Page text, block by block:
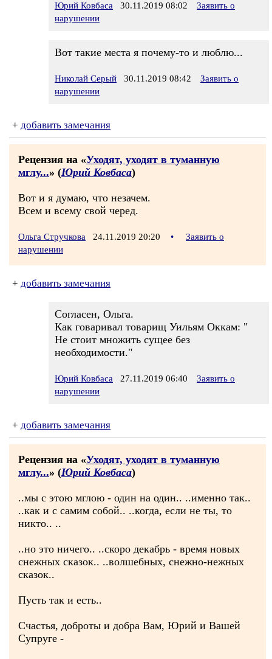
Юрий Ковбаса 30.11.2019 08:02
Заявить о
нарушении
Вот такие места я почему-то и люблю...
Николай Серый 30.11.2019 08:42
Заявить о
нарушении
+ добавить замечания
Рецензия на «Уходят, уходят в туманную
мглу...» (Юрий Ковбаса)
Вот и я думаю, что незачем.
Всем и всему свой черед.
Ольга Стручкова 24.11.2019 20:20 •
Заявить о
нарушении
+ добавить замечания
Согласен, Ольга.
Как говаривал товарищ Уильям Оккам: "
Не стоит множить сущее без
необходимости."
Юрий Ковбаса 27.11.2019 06:40
Заявить о
нарушении
+ добавить замечания
Рецензия на «Уходят, уходят в туманную
мглу...» (Юрий Ковбаса)
..мы с этою мглою - один на один.. ..именно так..
..как и с самим собой.. ..когда, если не ты, то
никто.. ..
..но это ничего.. ..скоро декабрь - время новых
снежных сказок.. ..волшебных, снежно-нежных
сказок..
Пусть так и есть..
Счастья, доброты и добра Вам, Юрий и Вашей
Супруге -